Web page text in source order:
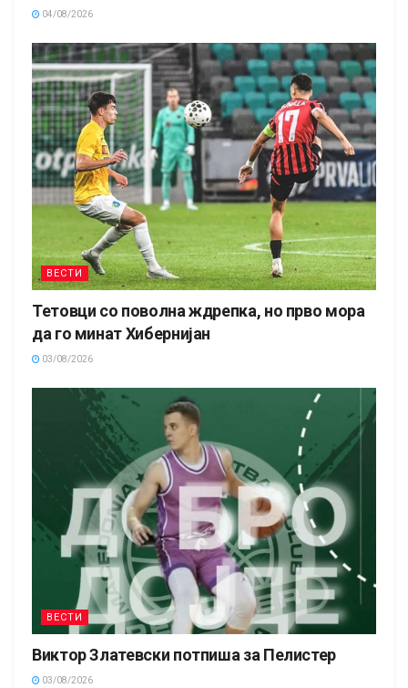
04/08/2026
ВЕСТИ
Тетовци со поволна ждрепка, но прво мора
да го минат Хибернијан
03/08/2026
ВЕСТИ
Виктор Златевски потпиша за Пелистер
03/08/2026